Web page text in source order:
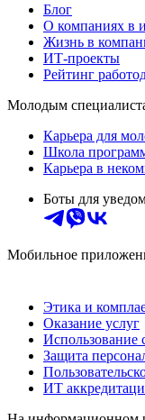
Блог
О компаниях в
Жизнь в
ИТ-проекты
Рейтинг
Молодым
Карьера для
Школа
Карьера в
Боты для
Мобильное
Этика и
Оказание услуг
Использование
Защита
ИТ